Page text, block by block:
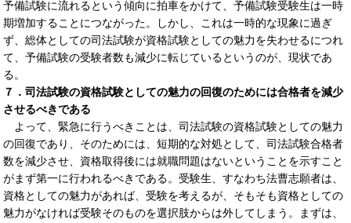
予備試験に流れるという傾向に拍車をかけて、予備試験受験生は一時
期増加することにつながった。しかし、これは一時的な現象に過ぎ
ず、総体としての司法試験が資格試験としての魅力を失わせるにつれ
て、予備試験の受験者数も減少に転じているというのが、現状であ
る。
７．司法試験の資格試験としての魅力の回復のためには合格者を減少
させるべきである
よって、緊急に行うべきことは、司法試験の資格試験としての魅力
の回復であり、そのためには、短期的な対処として、司法試験合格者
数を減少させ、資格取得後には就職問題はないということを示すこと
がまず第一に行われるべきである。受験生、すなわち法曹志願者は、
資格としての魅力があれば、受験を考えるが、そもそも資格としての
魅力がなければ受験そのものを選択肢からは外してしまう。まずは、